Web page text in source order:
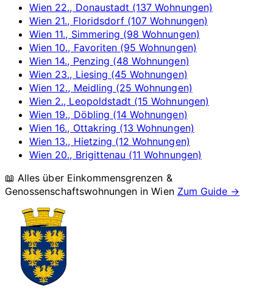
Wien 22., Donaustadt (137 Wohnungen)
Wien 21., Floridsdorf (107 Wohnungen)
Wien 11., Simmering (98 Wohnungen)
Wien 10., Favoriten (95 Wohnungen)
Wien 14., Penzing (48 Wohnungen)
Wien 23., Liesing (45 Wohnungen)
Wien 12., Meidling (25 Wohnungen)
Wien 2., Leopoldstadt (15 Wohnungen)
Wien 19., Döbling (14 Wohnungen)
Wien 16., Ottakring (13 Wohnungen)
Wien 13., Hietzing (12 Wohnungen)
Wien 20., Brigittenau (11 Wohnungen)
📖 Alles über Einkommensgrenzen &
Genossenschaftswohnungen inWien Zum Guide →